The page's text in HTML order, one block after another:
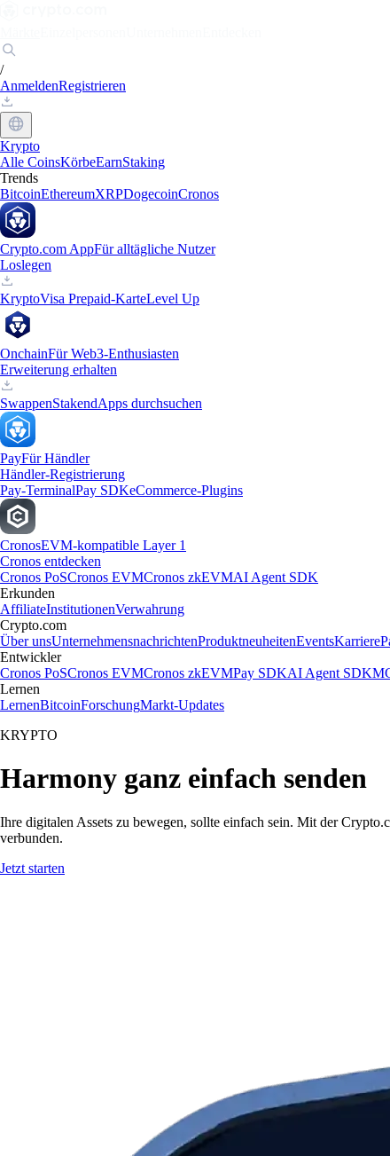
/
AnmeldenRegistrieren
Krypto
Alle CoinsKörbeEarnStaking
Trends
BitcoinEthereumXRPDogecoinCronos
Crypto.com AppFür alltägliche Nutzer
Loslegen
KryptoVisa Prepaid-KarteLevel Up
OnchainFür Web3-Enthusiasten
Erweiterung erhalten
SwappenStakendApps durchsuchen
PayFür Händler
Händler-Registrierung
Pay-TerminalPay SDKeCommerce-Plugins
CronosEVM-kompatible Layer 1
Cronos entdecken
Cronos PoSCronos EVMCronos zkEVMAI Agent SDK
Erkunden
AffiliateInstitutionenVerwahrung
Crypto.com
Über unsUnternehmensnachrichtenProduktneuheitenEventsKarriere
Entwickler
Cronos PoSCronos EVMCronos zkEVMPay SDKAI Agent SDK
Lernen
LernenBitcoinForschungMarkt-Updates
KRYPTO
Harmony ganz einfach senden
Ihre digitalen Assets zu bewegen, sollte einfach sein. Mit der
verbunden.
Jetzt starten